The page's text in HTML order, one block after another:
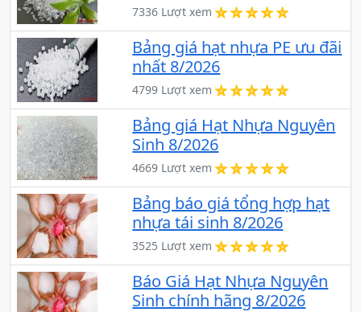
7336 Lượt xem
Bảng giá hạt nhựa PE ưu đãi
nhất 8/2026
4799 Lượt xem
Bảng giá Hạt Nhựa Nguyên
Sinh 8/2026
4669 Lượt xem
Bảng báo giá tổng hợp hạt
nhựa tái sinh 8/2026
3525 Lượt xem
Báo Giá Hạt Nhựa Nguyên
Sinh chính hãng 8/2026